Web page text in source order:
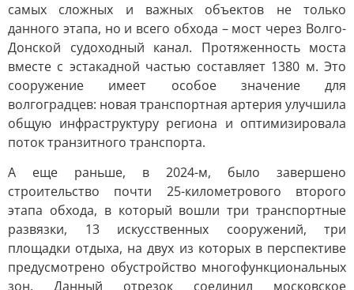
самых сложных и важных объектов не только
данного этапа, но и всего обхода – мост через Волго-
Донской судоходный канал. Протяженность моста
вместе с эстакадной частью составляет 1380 м. Это
сооружение имеет особое значение для
волгоградцев: новая транспортная артерия улучшила
общую инфраструктуру региона и оптимизировала
поток транзитного транспорта.
А еще раньше, в 2024-м, было завершено
строительство почти 25-километрового второго
этапа обхода, в который вошли три транспортные
развязки, 13 искусственных сооружений, три
площадки отдыха, на двух из которых в перспективе
предусмотрено обустройство многофункциональных
зон. Данный отрезок соединил московское